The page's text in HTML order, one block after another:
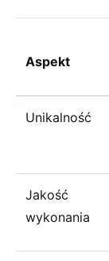
Aspekt
Unikalność
Jakość
wykonania